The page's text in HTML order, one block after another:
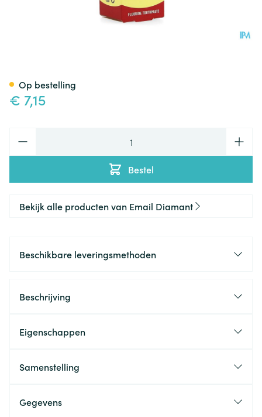
€ 7,15
Bestel
Op bestelling
Bekijk alle producten van Email Diamant
Beschikbare leveringsmethoden
Beschrijving
Eigenschappen
Samenstelling
Gegevens